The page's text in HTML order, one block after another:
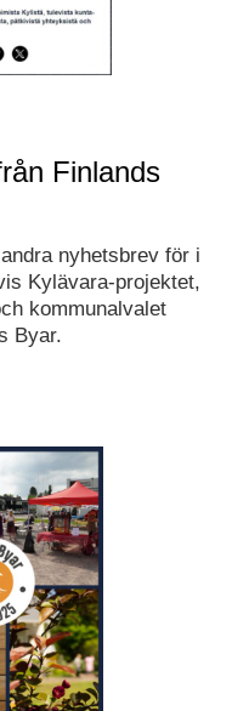
Finlands
nyhetsbrev för i
Kylävara-projektet,
kommunalvalet
Byar.